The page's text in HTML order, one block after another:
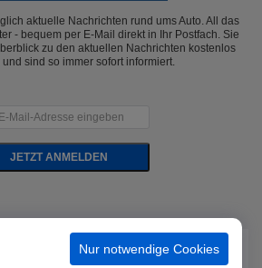
aktuelle Nachrichten rund ums Auto. All das
- bequem per E-Mail direkt in Ihr Postfach. Sie
zu den aktuellen Nachrichten kostenlos
sind so immer sofort informiert.
JETZT ANMELDEN
VOM AUTOMARKT
Nur notwendige Cookies